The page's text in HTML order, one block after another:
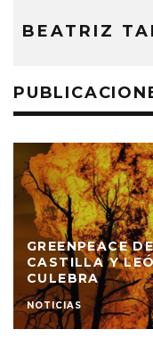
BEATRIZ
DENUNCIAN A
PERRO EN
NOTICIAS